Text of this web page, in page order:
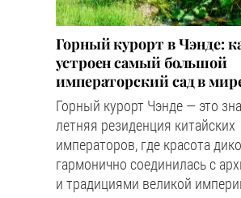
Горный курорт в Чэнде:
устроен самый большой
императорский сад в
Горный курорт Чэнде — это
летняя резиденция китайских
императоров, где красота
гармонично соединилась с
и традициями великой